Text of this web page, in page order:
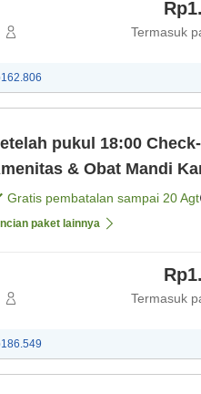
Termasuk
pukul 18:00
& Obat Mandi Kamar Double・Seluruh Gedung
Asap Rokok・Parkir
Gratis pembatalan sampai 20 Agt
paket lainnya
Termasuk